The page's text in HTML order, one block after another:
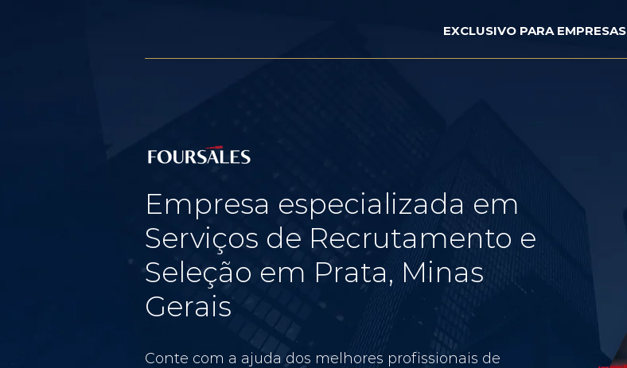
EXCLUSIVO PARA EMPRESAS
Empresa especializada em
Serviços de Recrutamento e
Seleção em Prata, Minas
Gerais
Conte com a ajuda dos melhores profissionais de